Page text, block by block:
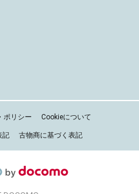
ポリシー Cookieについて
記 古物商に基づく表記